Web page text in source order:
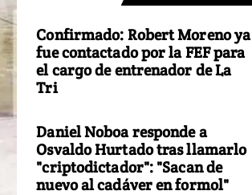
Confirmado: Robert Moreno ya
fue contactado por la FEF para
el cargo de entrenador de La
Tri
Daniel Noboa responde a
Osvaldo Hurtado tras llamarlo
"criptodictador": "Sacan de
nuevo al cadáver en formol"